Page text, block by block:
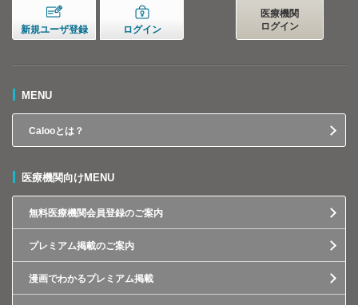
新規ユーザ登録 ログイン
医療機関
ログイン
MENU
Calooとは？
医療機関向けMENU
無料医療機関会員登録のご案内
プレミアム掲載のご案内
漫画でわかるプレミアム掲載